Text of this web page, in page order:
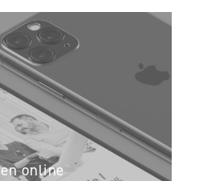
online